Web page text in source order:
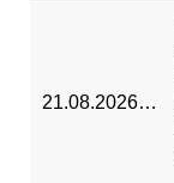
21.08.2026…